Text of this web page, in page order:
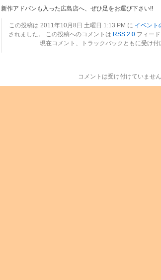
新作アドバンも入った広島店へ、ぜひ足をお運び下さい!!
この投稿は 2011年10月8日 土曜日 1:13 PM に イベント
されました。 この投稿へのコメントは RSS 2.0フィード
現在コメント、トラックバックともに受け付
コメントは受け付けていません